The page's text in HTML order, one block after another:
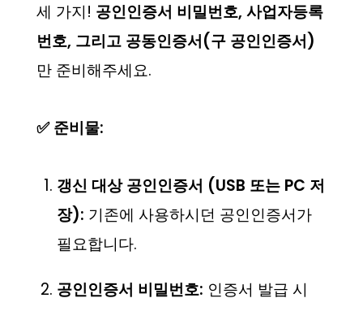
세 가지! 공인인증서 비밀번호, 사업자등록
번호, 그리고 공동인증서(구 공인인증서)
만 준비해주세요.
✅ 준비물:
갱신 대상 공인인증서 (USB 또는 PC 저
장): 기존에 사용하시던 공인인증서가
필요합니다.
공인인증서 비밀번호: 인증서 발급 시